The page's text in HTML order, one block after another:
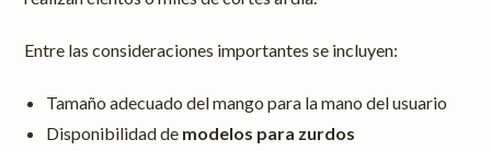
Entre las consideraciones importantes se incluyen:
Tamaño adecuado del mango para la mano del usuario
Disponibilidad de modelos para zurdos